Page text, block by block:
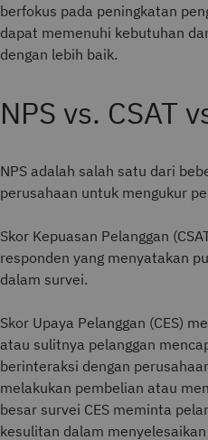
berfokus pada peningkatan
dapat memenuhi kebutuhan
dengan lebih baik.
NPS vs. CSAT
NPS adalah salah satu dari
perusahaan untuk mengukur
Skor Kepuasan Pelanggan
responden yang menyatakan
dalam survei.
Skor Upaya Pelanggan (CES)
atau sulitnya pelanggan
berinteraksi dengan
melakukan pembelian atau
besar survei CES meminta
kesulitan dalam